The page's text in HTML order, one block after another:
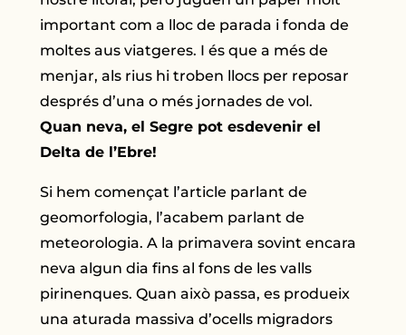
important com a lloc de parada i fonda de
moltes aus viatgeres. I és que a més de
menjar, als rius hi troben llocs per reposar
després d’una o més jornades de vol.
Quan neva, el Segre pot esdevenir el
Delta de l’Ebre!
Si hem començat l’article parlant de
geomorfologia, l’acabem parlant de
meteorologia. A la primavera sovint encara
neva algun dia fins al fons de les valls
pirinenques. Quan això passa, es produeix
una aturada massiva d’ocells migradors